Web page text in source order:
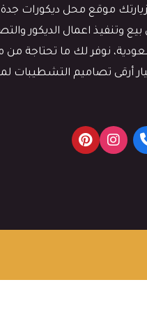
موقع محل ديكورات
وتنفيذ اعمال الديكور
نوفر لك ما تحتاجة من
أرقى تصاميم التشطيبات